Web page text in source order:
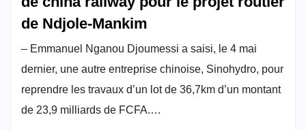
de Ndjole-Mankim
– Emmanuel Nganou Djoumessi a saisi, le 4 mai
dernier, une autre entreprise chinoise, Sinohydro, pour
reprendre les travaux d’un lot de 36,7km d’un montant
de 23,9 milliards de FCFA.…